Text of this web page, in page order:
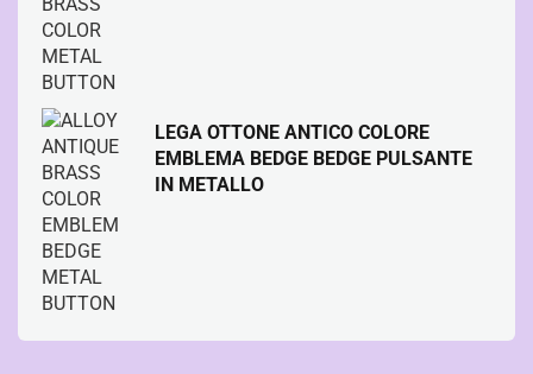
LEGA OTTONE ANTICO COLORE
EMBLEMA BEDGE BEDGE PULSANTE
IN METALLO